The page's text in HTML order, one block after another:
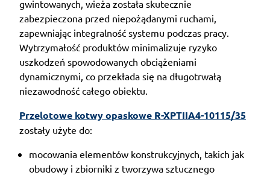
gwintowanych, wieża została skutecznie
zabezpieczona przed niepożądanymi ruchami,
zapewniając integralność systemu podczas pracy.
Wytrzymałość produktów minimalizuje ryzyko
uszkodzeń spowodowanych obciążeniami
dynamicznymi, co przekłada się na długotrwałą
niezawodność całego obiektu.
Przelotowe kotwy opaskowe R-XPTIIA4-10115/35
zostały użyte do:
mocowania elementów konstrukcyjnych, takich jak
obudowy i zbiorniki z tworzywa sztucznego